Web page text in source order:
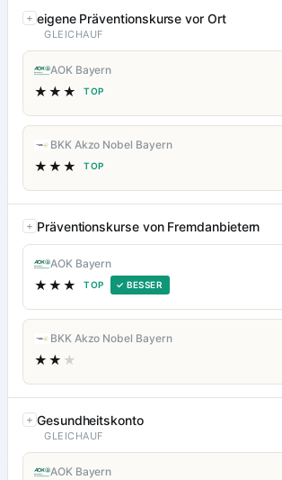
eigene Präventionskurse vor Ort
GLEICHAUF
AOK Bayern
★★★ TOP
BKK Akzo Nobel Bayern
★★★ TOP
Präventionskurse von Fremdanbietern
AOK Bayern
★★★ TOP ✓ BESSER
BKK Akzo Nobel Bayern
★★ ★
Gesundheitskonto
GLEICHAUF
AOK Bayern